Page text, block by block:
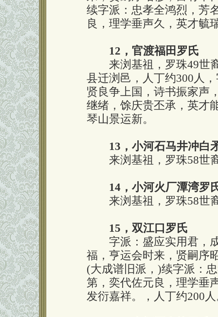
续字派：忠孝全鸿烈，芳
良，理学垂声久，英才毓
12，官渡福田罗氏
来浏基祖，罗珠49世裔
县迁浏邑，人丁约300人
贤良争上国，诗书振家声
继绪，馀庆贵丕承，英才
琴山景运新。
13，小河石马井冲白
来浏基祖，罗珠58世裔
14，小河火厂潭湾罗
来浏基祖，罗珠58世裔
15，双江口罗氏
字派：盛应实用君，成
福，亨运会时来，贤嗣序
(大成谱旧派，)续字派：
第，奕代佐元良，理学垂
发衍嘉祥。，人丁约200